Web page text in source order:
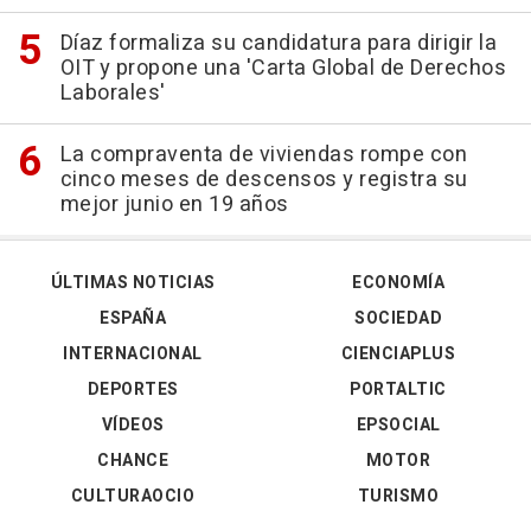
Díaz formaliza su candidatura para dirigir la
OIT y propone una 'Carta Global de Derechos
Laborales'
La compraventa de viviendas rompe con
cinco meses de descensos y registra su
mejor junio en 19 años
ÚLTIMAS NOTICIAS
ESPAÑA
INTERNACIONAL
DEPORTES
VÍDEOS
ECONOMÍA
SOCIEDAD
CIENCIAPLUS
PORTALTIC
EPSOCIAL
CHANCE
CULTURAOCIO
MOTOR
TURISMO